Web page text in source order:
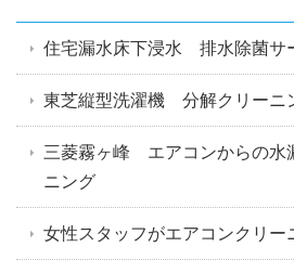
住宅漏水床下浸水 排水除菌サ
東芝縦型洗濯機 分解クリーニ
三菱霧ヶ峰 エアコンからの水
ニング
女性スタッフがエアコンクリー